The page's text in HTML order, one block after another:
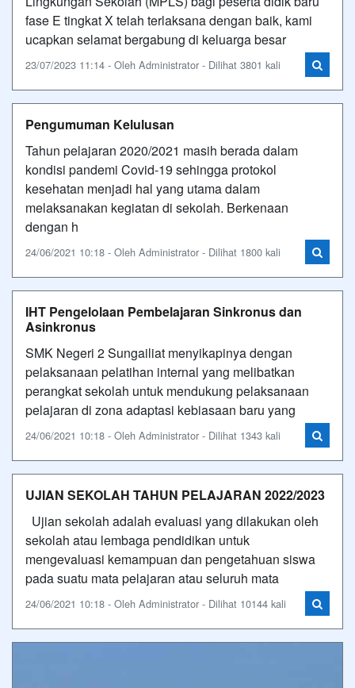
fase E tingkat X telah terlaksana dengan baik, kami
ucapkan selamat bergabung di keluarga besar
23/07/2023 11:14 - Oleh Administrator - Dilihat 3801 kali
Pengumuman Kelulusan
Tahun pelajaran 2020/2021 masih berada dalam
kondisi pandemi Covid-19 sehingga protokol
kesehatan menjadi hal yang utama dalam
melaksanakan kegiatan di sekolah. Berkenaan
dengan h
24/06/2021 10:18 - Oleh Administrator - Dilihat 1800 kali
IHT Pengelolaan Pembelajaran Sinkronus dan
Asinkronus
SMK Negeri 2 Sungailiat menyikapinya dengan
pelaksanaan pelatihan internal yang melibatkan
perangkat sekolah untuk mendukung pelaksanaan
pelajaran di zona adaptasi kebiasaan baru yang
24/06/2021 10:18 - Oleh Administrator - Dilihat 1343 kali
UJIAN SEKOLAH TAHUN PELAJARAN 2022/2023
Ujian sekolah adalah evaluasi yang dilakukan oleh
sekolah atau lembaga pendidikan untuk
mengevaluasi kemampuan dan pengetahuan siswa
pada suatu mata pelajaran atau seluruh mata
24/06/2021 10:18 - Oleh Administrator - Dilihat 10144 kali